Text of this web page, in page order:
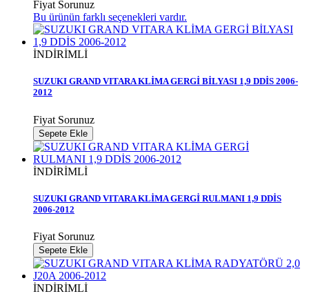
Fiyat Sorunuz
Bu ürünün farklı seçenekleri vardır.
İNDİRİMLİ
SUZUKI GRAND VITARA KLİMA GERGİ BİLYASI 1,9 DDİS 2006-
2012
Fiyat Sorunuz
Sepete Ekle
İNDİRİMLİ
SUZUKI GRAND VITARA KLİMA GERGİ RULMANI 1,9 DDİS
2006-2012
Fiyat Sorunuz
Sepete Ekle
İNDİRİMLİ